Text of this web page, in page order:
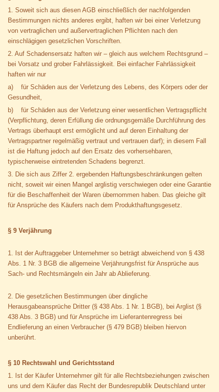
1. Soweit sich aus diesen AGB einschließlich der nachfolgenden
Bestimmungen nichts anderes ergibt, haften wir bei einer Verletzung
von vertraglichen und außervertraglichen Pflichten nach den
einschlägigen gesetzlichen Vorschriften.
2. Auf Schadensersatz haften wir – gleich aus welchem Rechtsgrund –
bei Vorsatz und grober Fahrlässigkeit. Bei einfacher Fahrlässigkeit
haften wir nur
a) für Schäden aus der Verletzung des Lebens, des Körpers oder der
Gesundheit,
b) für Schäden aus der Verletzung einer wesentlichen Vertragspflicht
(Verpflichtung, deren Erfüllung die ordnungsgemäße Durchführung des
Vertrags überhaupt erst ermöglicht und auf deren Einhaltung der
Vertragspartner regelmäßig vertraut und vertrauen darf); in diesem Fall
ist die Haftung jedoch auf den Ersatz des vorhersehbaren,
typischerweise eintretenden Schadens begrenzt.
3. Die sich aus Ziffer 2. ergebenden Haftungsbeschränkungen gelten
nicht, soweit wir einen Mangel arglistig verschwiegen oder eine Garantie
für die Beschaffenheit der Waren übernommen haben. Das gleiche gilt
für Ansprüche des Käufers nach dem Produkthaftungsgesetz.
§ 9 Verjährung
1. Ist der Auftraggeber Unternehmer so beträgt abweichend von § 438
Abs. 1 Nr. 3 BGB die allgemeine Verjährungsfrist für Ansprüche aus
Sach- und Rechtsmängeln ein Jahr ab Ablieferung.
2. Die gesetzlichen Bestimmungen über dingliche
Herausgabeansprüche Dritter (§ 438 Abs. 1 Nr. 1 BGB), bei Arglist (§
438 Abs. 3 BGB) und für Ansprüche im Lieferantenregress bei
Endlieferung an einen Verbraucher (§ 479 BGB) bleiben hiervon
unberührt.
§ 10 Rechtswahl und Gerichtsstand
1. Ist der Käufer Unternehmer gilt für alle Rechtsbeziehungen zwischen
uns und dem Käufer das Recht der Bundesrepublik Deutschland unter